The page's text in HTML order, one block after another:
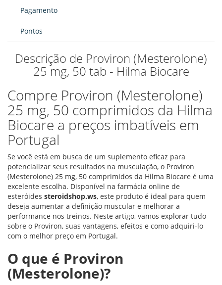
Pagamento
Pontos
Descrição de Proviron (Mesterolone)
25 mg, 50 tab - Hilma Biocare
Compre Proviron (Mesterolone)
25 mg, 50 comprimidos da Hilma
Biocare a preços imbatíveis em
Portugal
Se você está em busca de um suplemento eficaz para
potencializar seus resultados na musculação, o Proviron
(Mesterolone) 25 mg, 50 comprimidos da Hilma Biocare é uma
excelente escolha. Disponível na farmácia online de
esteróides steroidshop.ws, este produto é ideal para quem
deseja aumentar a definição muscular e melhorar a
performance nos treinos. Neste artigo, vamos explorar tudo
sobre o Proviron, suas vantagens, efeitos e como adquiri-lo
com o melhor preço em Portugal.
O que é Proviron
(Mesterolone)?